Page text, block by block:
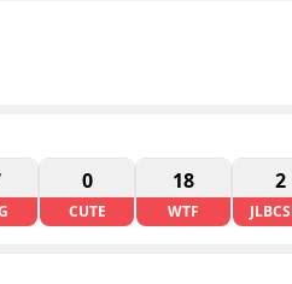
0
CUTE
18
WTF
2